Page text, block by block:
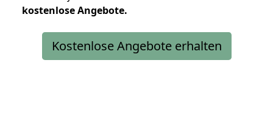
kostenloseAngebote.
Kostenlose Angebote erhalten